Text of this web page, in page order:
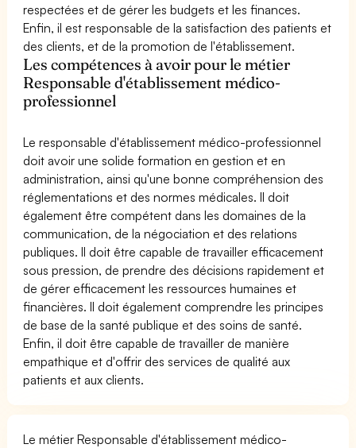
respectées et de gérer les budgets et les finances.
Enfin, il est responsable de la satisfaction des patients et
des clients, et de la promotion de l'établissement.
Les compétences à avoir pour le métier
Responsable d'établissement médico-
professionnel
Le responsable d'établissement médico-professionnel
doit avoir une solide formation en gestion et en
administration, ainsi qu'une bonne compréhension des
réglementations et des normes médicales. Il doit
également être compétent dans les domaines de la
communication, de la négociation et des relations
publiques. Il doit être capable de travailler efficacement
sous pression, de prendre des décisions rapidement et
de gérer efficacement les ressources humaines et
financières. Il doit également comprendre les principes
de base de la santé publique et des soins de santé.
Enfin, il doit être capable de travailler de manière
empathique et d'offrir des services de qualité aux
patients et aux clients.
Le métier Responsable d'établissement médico-